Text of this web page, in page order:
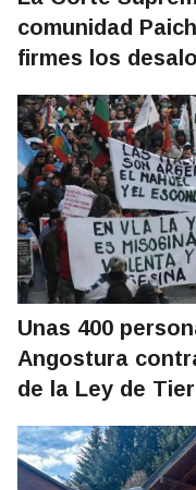
comunidad
firmes los
Unas 400
Angostura
de la Ley de